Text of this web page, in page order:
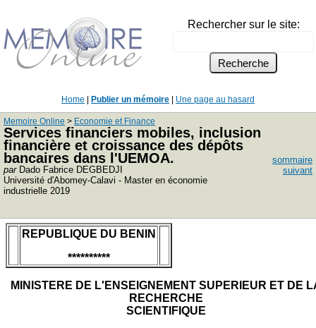
Rechercher sur le site:
Home Publier un mémoire Une page au hasard
Memoire Online > Economie et Finance
Services financiers mobiles, inclusion
financière et croissance des dépôts
bancaires dans l'UEMOA.
parDado Fabrice DEGBEDJI
Université d'Abomey-Calavi - Master en économie
industrielle 2019
sommaire
suivant
REPUBLIQUE DU BENIN
**********
MINISTERE DE L'ENSEIGNEMENT SUPERIEUR ET DE
RECHERCHE
SCIENTIFIQUE